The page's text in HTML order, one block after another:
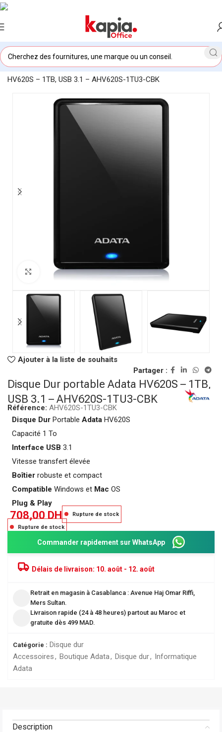
Accueil/KAPIA OFFICE MAROC/Disque Dur portable Adata
HV620S – 1TB, USB 3.1 – AHV620S-1TU3-CBK
Click to enlarge
Ajouter à la liste de souhaits
Partager :
Disque Dur portable Adata HV620S – 1TB,
USB 3.1 – AHV620S-1TU3-CBK
Référence: AHV620S-1TU3-CBK
Disque Dur Portable Adata HV620S
Capacité 1 To
Interface USB 3.1
Vitesse transfert élevée
Boîtier robuste et compact
Compatible Windows et Mac OS
Plug & Play
708,00DH
Rupture de stock
Rupture de stock
Commander rapidement sur WhatsApp
Délais de livraison: 10. août - 12. août
Retrait en magasin à Casablanca : Avenue Haj Omar Riffi,
Mers Sultan.
Livraison rapide (24 à 48 heures) partout au Maroc et
gratuite dès 499 MAD.
Catégorie : Disque dur
Accessoires, Boutique Adata, Disque dur, Informatique
Adata
Description